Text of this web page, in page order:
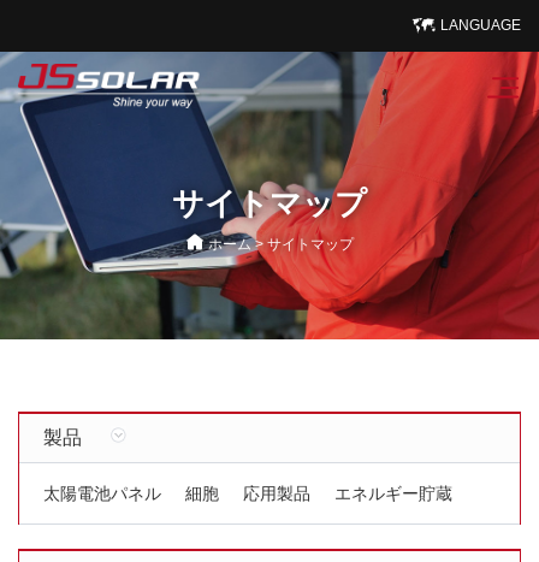
LANGUAGE
サイトマップ
ホーム> サイトマップ
製品
太陽電池パネル 細胞 応用製品 エネルギー貯蔵